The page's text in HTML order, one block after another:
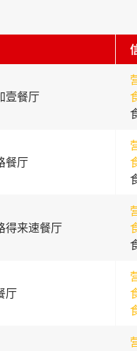
壹餐厅
餐厅
得来速餐厅
厅